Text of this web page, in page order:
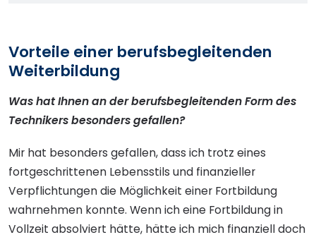
Vorteile einer berufsbegleitenden
Weiterbildung
Was hat Ihnen an der berufsbegleitenden Form des
Technikers besonders gefallen?
Mir hat besonders gefallen, dass ich trotz eines
fortgeschrittenen Lebensstils und finanzieller
Verpflichtungen die Möglichkeit einer Fortbildung
wahrnehmen konnte. Wenn ich eine Fortbildung in
Vollzeit absolviert hätte, hätte ich mich finanziell doch